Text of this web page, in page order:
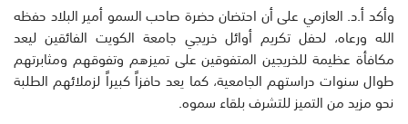
وأكد أ.د. العازمي على أن احتضان حضرة صاحب السمو أمير البلاد حفظه
الله ورعاه، لحفل تكريم أوائل خريجي جامعة الكويت الفائقين ليعد
مكافأة عظيمة للخريجين المتفوقين على تميزهم وتفوقهم ومثابرتهم
طوال سنوات دراستهم الجامعية، كما يعد حافزاً كبيراً لزملائهم الطلبة
نحو مزيد من التميز للتشرف بلقاء سموه.